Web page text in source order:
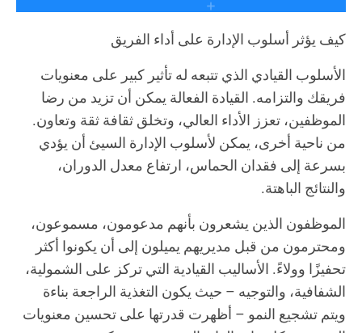
كيف يؤثر أسلوب الإدارة على أداء الفريق
الأسلوب القيادي الذي تتبعه له تأثير كبير على معنويات
فريقك والتزامه. القيادة الفعالة يمكن أن تزيد من رضا
الموظفين، تعزز الأداء العالي، وتخلق ثقافة ثقة وتعاون.
من ناحية أخرى، يمكن لأسلوب الإدارة السيئ أن يؤدي
بسرعة إلى فقدان الحماس، ارتفاع معدل الدوران،
والنتائج الباهتة.
الموظفون الذين يشعرون بأنهم مدعومون، مسموعون،
ومحترمون من قبل مديريهم يميلون إلى أن يكونوا أكثر
تحفيزًا وولاءً. الأساليب القيادية التي تركز على الشمولية،
الشفافية، والتوجيه – حيث يكون التغذية الراجعة بناءة
ويتم تشجيع النمو – أظهرت قدرتها على تحسين معنويات